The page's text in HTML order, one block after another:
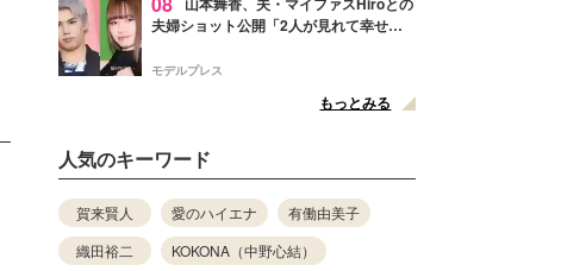
夫婦ショット公開「2人が見れて幸せ」
モデルプレス
もっとみる
人気のキーワード
賀来賢人 愛のハイエナ
有働由美子
織田裕二
KOKONA（中野心結）